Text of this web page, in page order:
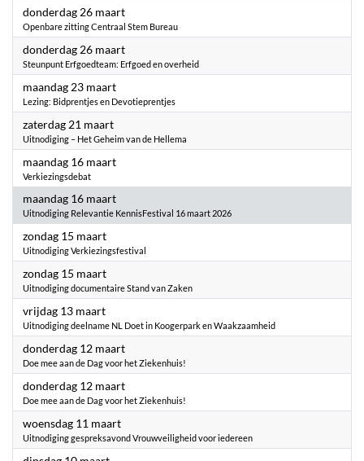
donderdag 26 maart2026
Openbare zitting Centraal Stem Bureau
donderdag 26 maart2026
Steunpunt Erfgoedteam: Erfgoed en overheid
maandag 23 maart2026
Lezing: Bidprentjes en Devotieprentjes
zaterdag 21 maart2026
Uitnodiging – Het Geheim van de Hellema
maandag 16 maart2026
Verkiezingsdebat
maandag 16 maart2026
Uitnodiging Relevantie KennisFestival 16 maart 2026
zondag 15 maart2026
Uitnodiging Verkiezingsfestival
zondag 15 maart2026
Uitnodiging documentaire Stand van Zaken
vrijdag 13 maart2026
Uitnodiging deelname NL Doet in Koogerpark en Waakzaamheid
donderdag 12 maart2026
Doe mee aan de Dag voor het Ziekenhuis!
donderdag 12 maart2026
Doe mee aan de Dag voor het Ziekenhuis!
woensdag 11 maart2026
Uitnodiging gespreksavond Vrouwveiligheid voor iedereen